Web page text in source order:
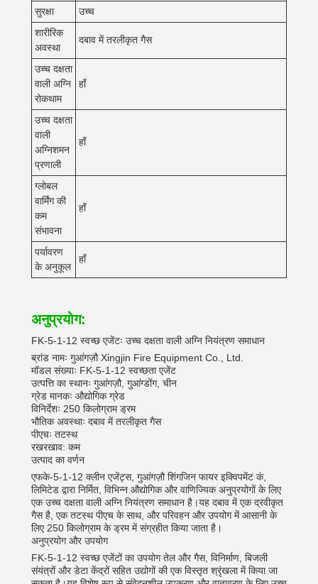
सुरक्षा
उच्च
शारीरिक
अवस्था
दबाव में तरलीकृत गैस
उच्च दक्षता
वाली अग्नि
रोकथाम
हाँ
उच्च दक्षता
वाली
अग्निशमन
प्रणाली
हाँ
ग्लोबल
वार्मिंग की
कम
संभावना
हाँ
पर्यावरण
के अनुकूल
हाँ
अनुप्रयोग:
FK-5-1-12 स्वच्छ एजेंटः उच्च दक्षता वाली अग्नि नियंत्रण समाधान
ब्रांड नामः गुआंगज़ौ Xingjin Fire Equipment Co., Ltd.
मॉडल संख्याः FK-5-1-12 स्वच्छता एजेंट
उत्पत्ति का स्थानः गुआंगज़ौ, गुआंग्डोंग, चीन
ग्रेड मानकः औद्योगिक ग्रेड
विनिर्देशः 250 किलोग्राम ड्रम
भौतिक अवस्थाः दबाव में तरलीकृत गैस
पीएचः तटस्थ
रखरखाव: कम
उत्पाद का वर्णन
एफके-5-1-12 क्लीन एजेंट्स, गुआंगज़ौ शिंगजिन फायर इक्विपमेंट कं,
लिमिटेड द्वारा निर्मित, विभिन्न औद्योगिक और वाणिज्यिक अनुप्रयोगों के लिए
एक उच्च दक्षता वाली अग्नि नियंत्रण समाधान है।यह दबाव में एक द्रवीकृत
गैस है, एक तटस्थ पीएच के साथ, और परिवहन और उपयोग में आसानी के
लिए 250 किलोग्राम के ड्रम में संग्रहीत किया जाता है।
अनुप्रयोग और उपयोग
FK-5-1-12 स्वच्छ एजेंटों का उपयोग तेल और गैस, विनिर्माण, बिजली
संयंत्रों और डेटा केंद्रों सहित उद्योगों की एक विस्तृत श्रृंखला में किया जा